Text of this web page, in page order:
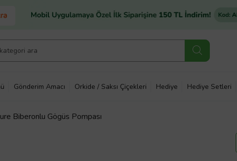
Gönderim Amacı Orkide / Saksı Çiçekleri Hediye Hediye Setleri
Biberonlu Gögüs Pompası